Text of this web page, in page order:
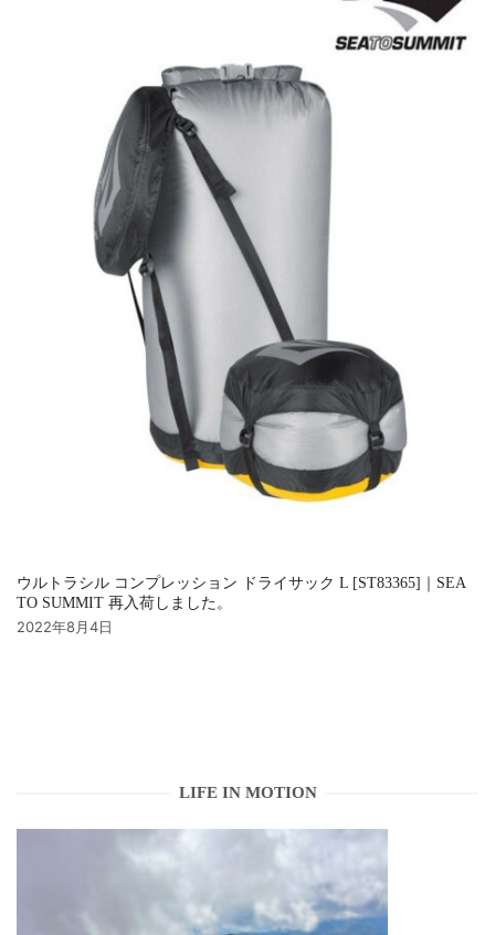
ウルトラシル コンプレッション ドライサック L [ST83365]｜SEA
TO SUMMIT 再入荷しました。
2022年8月4日
LIFE IN MOTION